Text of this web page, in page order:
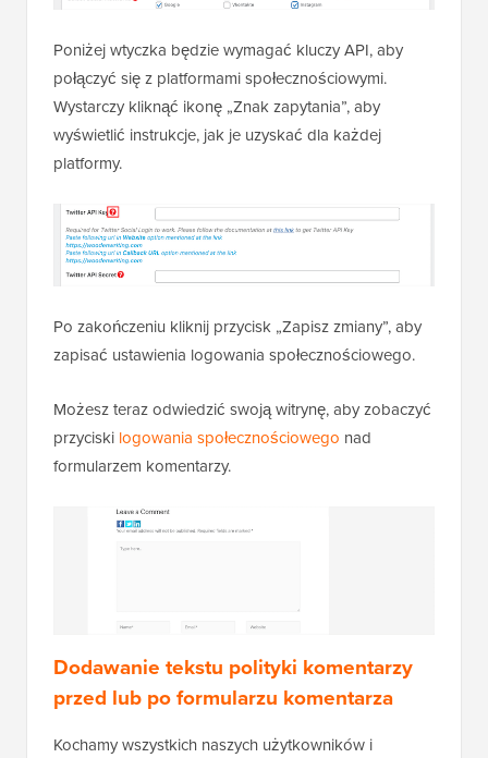
Poniżej wtyczka będzie wymagać kluczy API, aby
połączyć się z platformami społecznościowymi.
Wystarczy kliknąć ikonę „Znak zapytania”, aby
wyświetlić instrukcje, jak je uzyskać dla każdej
platformy.
Po zakończeniu kliknij przycisk „Zapisz zmiany”, aby
zapisać ustawienia logowania społecznościowego.
Możesz teraz odwiedzić swoją witrynę, aby zobaczyć
przyciski logowania społecznościowego nad
formularzem komentarzy.
Dodawanie tekstu polityki komentarzy
przed lub po formularzu komentarza
Kochamy wszystkich naszych użytkowników i